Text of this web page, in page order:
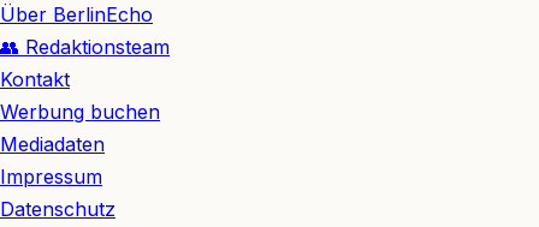
Über BerlinEcho
👥 Redaktionsteam
Kontakt
Werbung buchen
Mediadaten
Impressum
Datenschutz